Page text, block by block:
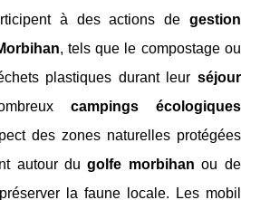
à des actions de gestion
, tels que le compostage ou
plastiques durant leur séjour
campings écologiques
des zones naturelles protégées
autour dugolfe morbihan ou de
la faune locale. Les mobil